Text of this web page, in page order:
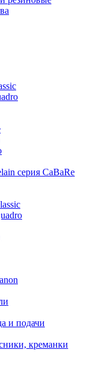
серия CaBaRe
и подачи
креманки